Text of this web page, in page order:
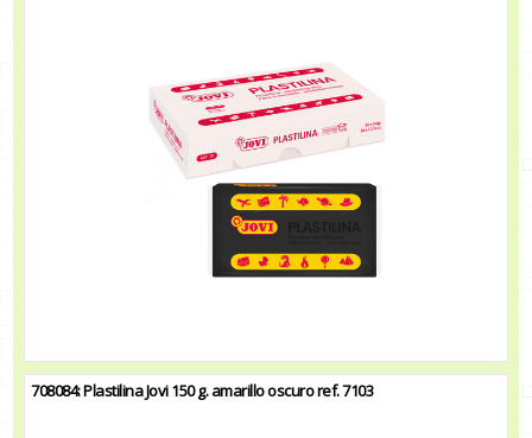
708084: Plastilina Jovi 150 g. amarillo oscuro ref. 7103